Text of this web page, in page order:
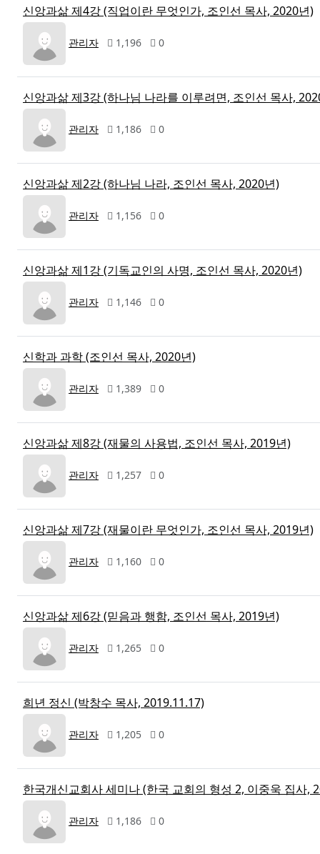
신앙과삶 제4강 (직업이란 무엇인가, 조인선 목사, 2020년)
관리자 1,196 0
신앙과삶 제3강 (하나님 나라를 이루려면, 조인선 목사,
관리자 1,186 0
신앙과삶 제2강 (하나님 나라, 조인선 목사, 2020년)
관리자 1,156 0
신앙과삶 제1강 (기독교인의 사명, 조인선 목사, 2020년)
관리자 1,146 0
신학과 과학 (조인선 목사, 2020년)
관리자 1,389 0
신앙과삶 제8강 (재물의 사용법, 조인선 목사, 2019년)
관리자 1,257 0
신앙과삶 제7강 (재물이란 무엇인가, 조인선 목사, 2019년)
관리자 1,160 0
신앙과삶 제6강 (믿음과 행함, 조인선 목사, 2019년)
관리자 1,265 0
희년 정신 (박창수 목사, 2019.11.17)
관리자 1,205 0
한국개신교회사 세미나 (한국 교회의 형성 2, 이중욱 집사,
관리자 1,186 0